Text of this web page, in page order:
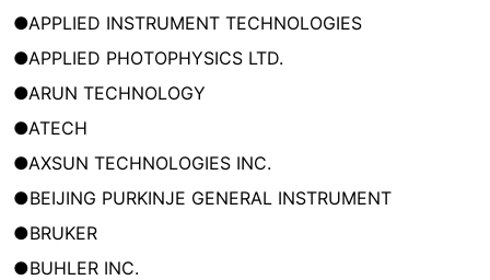
●APPLIED INSTRUMENT TECHNOLOGIES
●APPLIED PHOTOPHYSICS LTD.
●ARUN TECHNOLOGY
●ATECH
●AXSUN TECHNOLOGIES INC.
●BEIJING PURKINJE GENERAL INSTRUMENT
●BRUKER
●BUHLER INC.